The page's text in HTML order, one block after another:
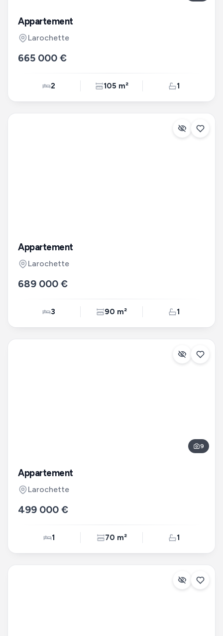
Appartement
Larochette
665 000 €
2 105 m² 1
Appartement
Larochette
689 000 €
3 90 m² 1
9
Appartement
Larochette
499 000 €
1 70 m² 1